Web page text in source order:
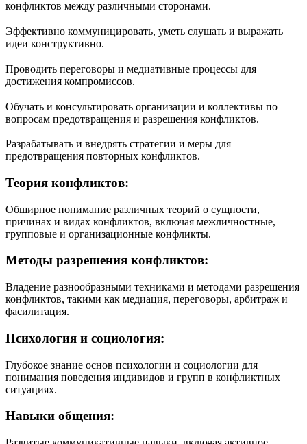
конфликтов между различными сторонами.
Эффективно коммуницировать, уметь слушать и выражать
идеи конструктивно.
Проводить переговоры и медиативные процессы для
достижения компромиссов.
Обучать и консультировать организации и коллективы по
вопросам предотвращения и разрешения конфликтов.
Разрабатывать и внедрять стратегии и меры для
предотвращения повторных конфликтов.
Теория конфликтов:
Обширное понимание различных теорий о сущности,
причинах и видах конфликтов, включая межличностные,
групповые и организационные конфликты.
Методы разрешения конфликтов:
Владение разнообразными техниками и методами разрешения
конфликтов, такими как медиация, переговоры, арбитраж и
фасилитация.
Психология и социология:
Глубокое знание основ психологии и социологии для
понимания поведения индивидов и групп в конфликтных
ситуациях.
Навыки общения: